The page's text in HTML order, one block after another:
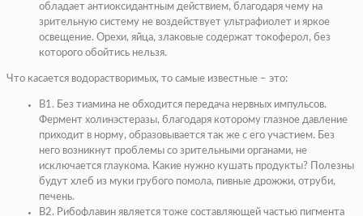
обладает антиоксидантным действием, благодаря чему на
зрительную систему не воздействует ультрафиолет и яркое
освещение. Орехи, яйца, злаковые содержат токоферол, без
которого обойтись нельзя.
Что касается водорастворимых, то самые известные – это:
В1. Без тиамина не обходится передача нервных импульсов.
Фермент холинэстеразы, благодаря которому глазное давление
приходит в норму, образовывается так же с его участием. Без
него возникнут проблемы со зрительными органами, не
исключается глаукома. Какие нужно кушать продукты? Полезны
будут хлеб из муки грубого помола, пивные дрожжи, отруби,
печень.
В2. Рибофлавин является тоже составляющей частью пигмента